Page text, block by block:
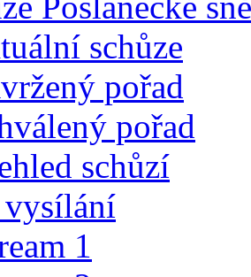
schůze
pořad
pořad
schůzí
1